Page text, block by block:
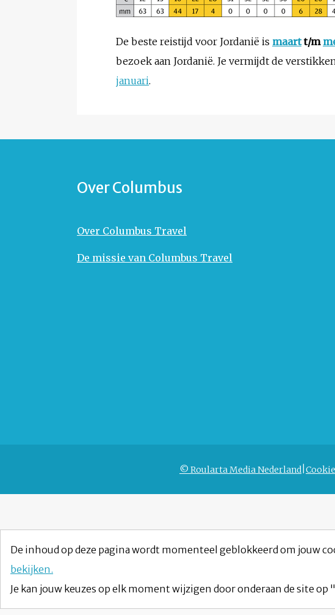
De beste reistijd voor Jordanië is maartt/m
bezoek aan Jordanië. Je vermijdt de
januari.
Over Columbus
Over Columbus Travel
De missie van Columbus Travel
© Roularta Media Nederland
De inhoud op deze pagina wordt momenteel geblokkeerd om jouw
bekijken.
Je kan jouw keuzes op elk moment wijzigen door onderaan de site